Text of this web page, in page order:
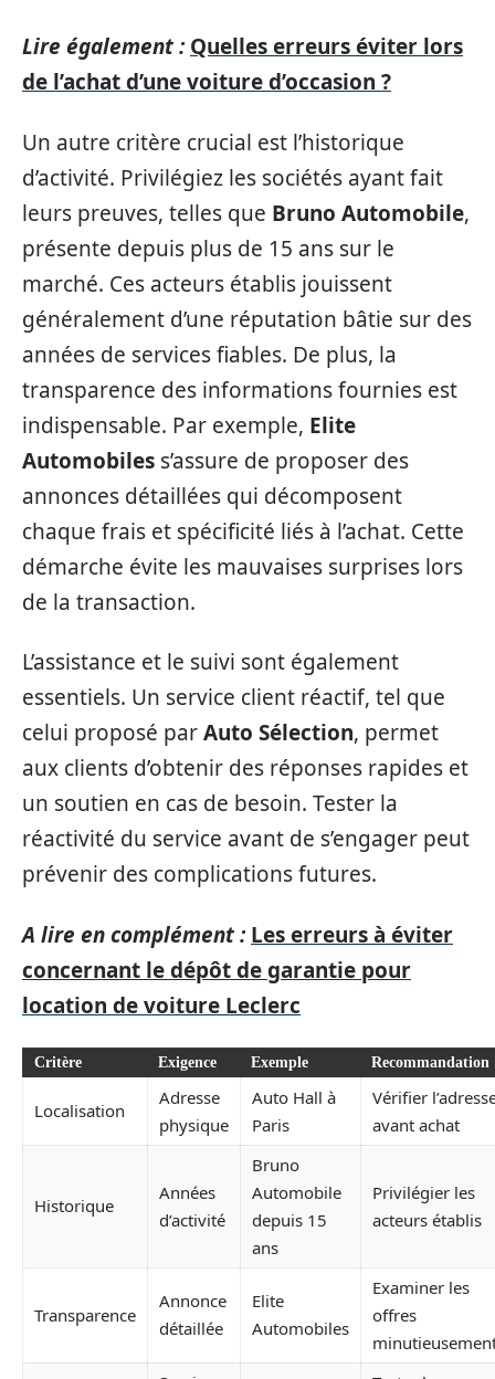
Lire également : Quelles erreurs éviter lors
de l’achat d’une voiture d’occasion ?
Un autre critère crucial est l’historique
d’activité. Privilégiez les sociétés ayant fait
leurs preuves, telles que Bruno Automobile,
présente depuis plus de 15 ans sur le
marché. Ces acteurs établis jouissent
généralement d’une réputation bâtie sur des
années de services fiables. De plus, la
transparence des informations fournies est
indispensable. Par exemple, Elite
Automobiles s’assure de proposer des
annonces détaillées qui décomposent
chaque frais et spécificité liés à l’achat. Cette
démarche évite les mauvaises surprises lors
de la transaction.
L’assistance et le suivi sont également
essentiels. Un service client réactif, tel que
celui proposé parAuto Sélection, permet
aux clients d’obtenir des réponses rapides et
un soutien en cas de besoin. Tester la
réactivité du service avant de s’engager peut
prévenir des complications futures.
A lire en complément : Les erreurs à éviter
concernant le dépôt de garantie pour
location de voiture Leclerc
Critère Exigence Exemple Recommandation
Localisation
Adresse
physique
Auto Hall à
Paris
Vérifier
avant achat
Historique
Années
d’activité
Bruno
Automobile
depuis 15
ans
Privilégier les
acteurs établis
Transparence
Annonce
détaillée
Elite
Automobiles
Examiner les
offres